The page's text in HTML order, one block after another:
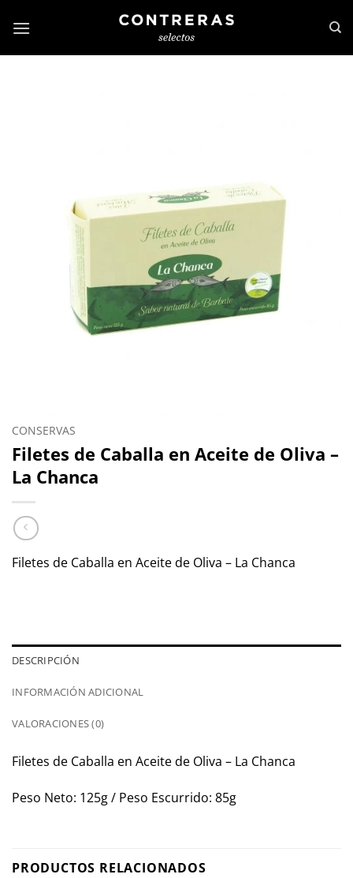
CONSERVAS
Filetes de Caballa en Aceite de Oliva –
La Chanca
Filetes de Caballa en Aceite de Oliva – La Chanca
DESCRIPCIÓN
INFORMACIÓN ADICIONAL
VALORACIONES (0)
Filetes de Caballa en Aceite de Oliva – La Chanca
Peso Neto: 125g / Peso Escurrido: 85g
PRODUCTOS RELACIONADOS